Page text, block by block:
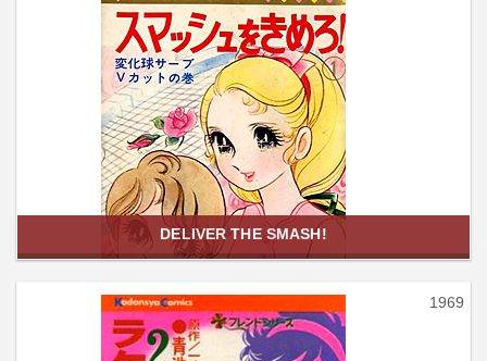
DELIVER THE SMASH!
1969